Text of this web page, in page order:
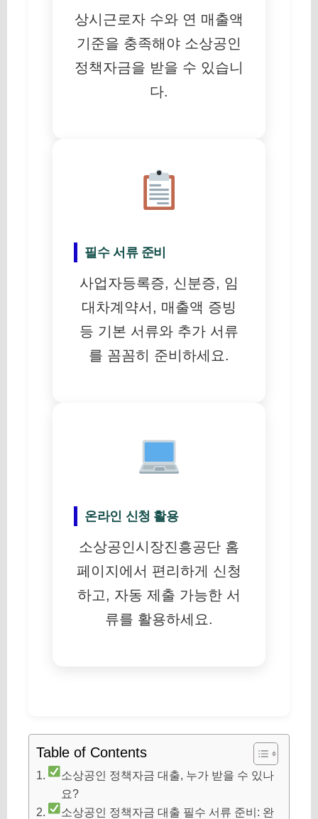
상시근로자 수와 연 매출액
기준을 충족해야 소상공인
정책자금을 받을 수 있습니
다.
필수 서류 준비
사업자등록증, 신분증, 임
대차계약서, 매출액 증빙
등 기본 서류와 추가 서류
를 꼼꼼히 준비하세요.
온라인 신청 활용
소상공인시장진흥공단 홈
페이지에서 편리하게 신청
하고, 자동 제출 가능한 서
류를 활용하세요.
Table of Contents
소상공인 정책자금 대출, 누가 받을 수 있나
요?
소상공인 정책자금 대출 필수 서류 준비: 완